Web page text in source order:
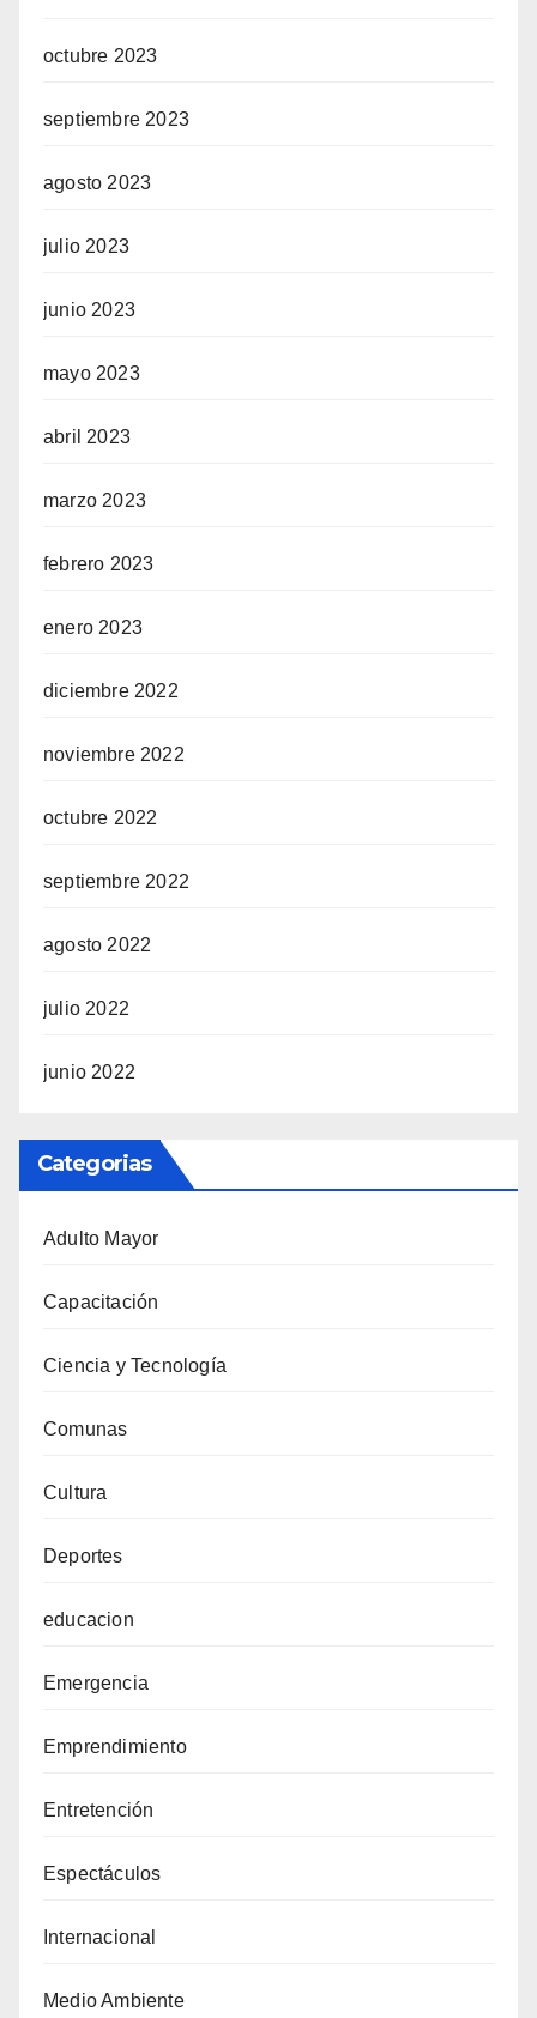
octubre 2023
septiembre 2023
agosto 2023
julio 2023
junio 2023
mayo 2023
abril 2023
marzo 2023
febrero 2023
enero 2023
diciembre 2022
noviembre 2022
octubre 2022
septiembre 2022
agosto 2022
julio 2022
junio 2022
Categorias
Adulto Mayor
Capacitación
Ciencia y Tecnología
Comunas
Cultura
Deportes
educacion
Emergencia
Emprendimiento
Entretención
Espectáculos
Internacional
Medio Ambiente